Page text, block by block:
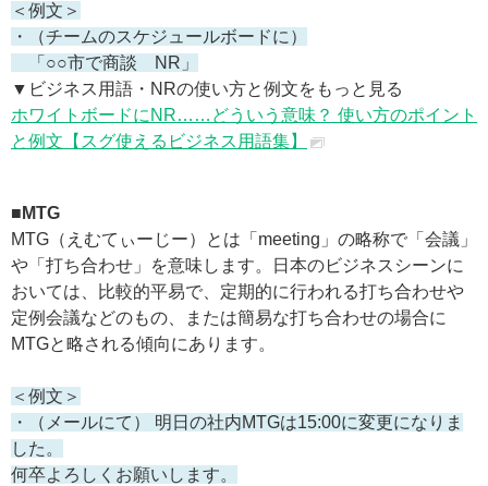
＜例文＞
・（チームのスケジュールボードに）
「○○市で商談 NR」
▼ビジネス用語・NRの使い方と例文をもっと見る
ホワイトボードにNR……どういう意味？ 使い方のポイント
と例文【スグ使えるビジネス用語集】
■MTG
MTG（えむてぃーじー）とは「meeting」の略称で「会議」
や「打ち合わせ」を意味します。日本のビジネスシーンに
おいては、比較的平易で、定期的に行われる打ち合わせや
定例会議などのもの、または簡易な打ち合わせの場合に
MTGと略される傾向にあります。
＜例文＞
・（メールにて） 明日の社内MTGは15:00に変更になりま
した。
何卒よろしくお願いします。